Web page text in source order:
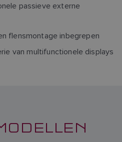
passieve externe
flensmontage inbegrepen
van multifunctionele displays